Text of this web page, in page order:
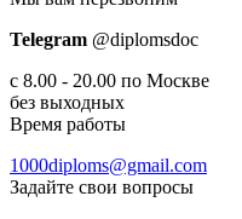
Telegram @diplomsdoс
с 8.00 - 20.00 по Москве
без выходных
Время работы
1000diploms@gmail.com
Задайте свои вопросы